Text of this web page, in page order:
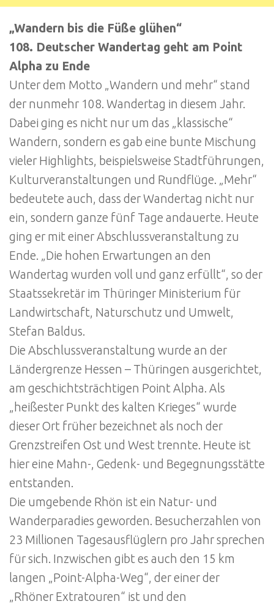
„Wandern bis die Füße glühen“
108. Deutscher Wandertag geht am Point
Alpha zu Ende
Unter dem Motto „Wandern und mehr“ stand
der nunmehr 108. Wandertag in diesem Jahr.
Dabei ging es nicht nur um das „klassische“
Wandern, sondern es gab eine bunte Mischung
vieler Highlights, beispielsweise Stadtführungen,
Kulturveranstaltungen und Rundflüge. „Mehr“
bedeutete auch, dass der Wandertag nicht nur
ein, sondern ganze fünf Tage andauerte. Heute
ging er mit einer Abschlussveranstaltung zu
Ende. „Die hohen Erwartungen an den
Wandertag wurden voll und ganz erfüllt“, so der
Staatssekretär im Thüringer Ministerium für
Landwirtschaft, Naturschutz und Umwelt,
Stefan Baldus.
Die Abschlussveranstaltung wurde an der
Ländergrenze Hessen – Thüringen ausgerichtet,
am geschichtsträchtigen Point Alpha. Als
„heißester Punkt des kalten Krieges“ wurde
dieser Ort früher bezeichnet als noch der
Grenzstreifen Ost und West trennte. Heute ist
hier eine Mahn-, Gedenk- und Begegnungsstätte
entstanden.
Die umgebende Rhön ist ein Natur- und
Wanderparadies geworden. Besucherzahlen von
23 Millionen Tagesausflüglern pro Jahr sprechen
für sich. Inzwischen gibt es auch den 15 km
langen „Point-Alpha-Weg“, der einer der
„Rhöner Extratouren“ ist und den